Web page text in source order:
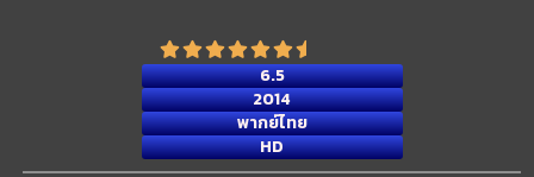
6.5
2014
พากย์ไทย
HD